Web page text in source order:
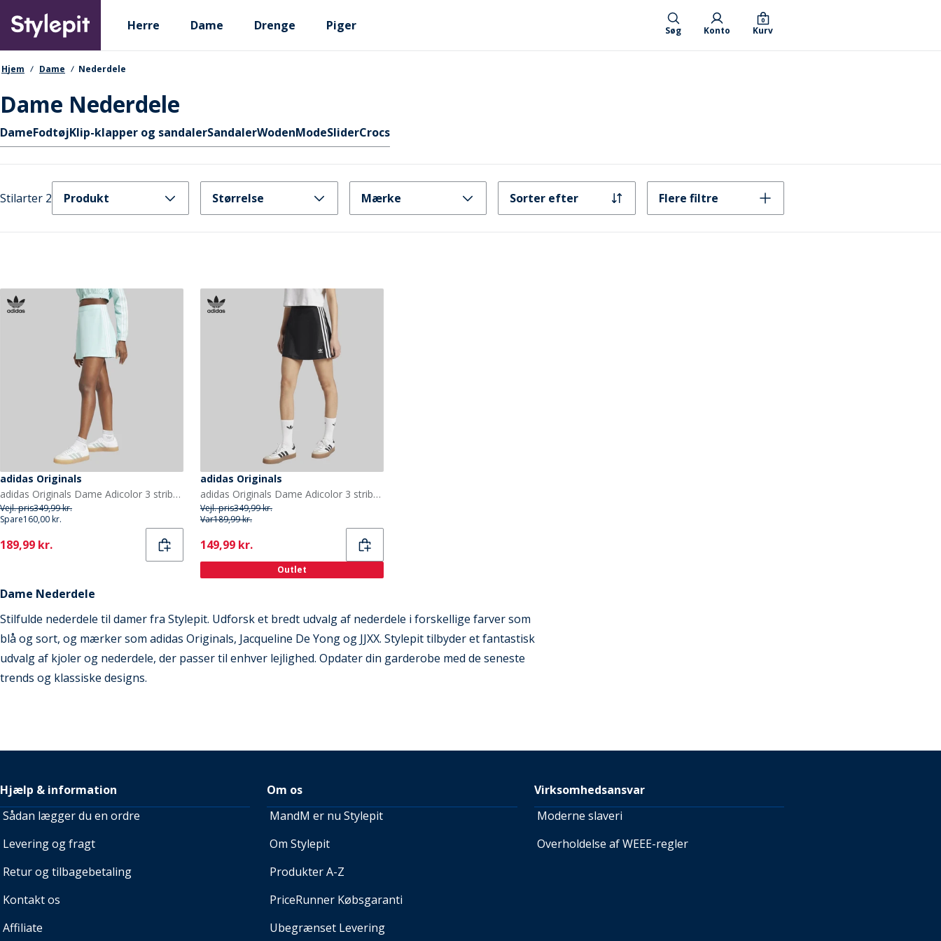
main
content
Primary departments
Herre Dame Drenge Piger Søg Konto Kurv
0
navigationssti
Hjem Dame Nederdele
Dame Nederdele
Hurtige links
DameFodtøjKlip-klapper og sandalerSandalerWodenModeSliderCrocs
Stilarter 2 Produkt Størrelse Mærke Sorter efter Flere filtre
adidas Originals
adidas Originals Dame Adicolor 3 striber Mini Nederdel Semi Flash Aqua
Vejl. pris349,99 kr.
Spare160,00 kr.
Current
189,99 kr.
adidas Originals
adidas Originals Dame Adicolor 3 striber Mini Nederdel Sort/Hvid
Vejl. pris349,99 kr.
Var189,99 kr.
Current
149,99 kr.
Outlet
Dame Nederdele
Stilfulde nederdele til damer fra Stylepit. Udforsk et bredt udvalg af nederdele i forskellige farver som
blå og sort, og mærker som adidas Originals, Jacqueline De Yong og JJXX. Stylepit tilbyder et fantastisk
udvalg af kjoler og nederdele, der passer til enhver lejlighed. Opdater din garderobe med de seneste
trends og klassiske designs.
Hjælp & information
Sådan lægger du en ordre
Levering og fragt
Retur og tilbagebetaling
Kontakt os
Affiliate
Om os
MandM er nu Stylepit
Om Stylepit
Produkter A-Z
PriceRunner Købsgaranti
Ubegrænset Levering
Virksomhedsansvar
Moderne slaveri
Overholdelse af WEEE-regler